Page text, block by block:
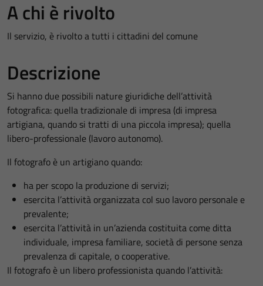
A chi è rivolto
Il servizio, è rivolto a tutti i cittadini del comune
Descrizione
Si hanno due possibili nature giuridiche dell’attività
fotografica: quella tradizionale di impresa (di impresa
artigiana, quando si tratti di una piccola impresa); quella
libero-professionale (lavoro autonomo).
Il fotografo è un artigiano quando:
ha per scopo la produzione di servizi;
esercita l’attività organizzata col suo lavoro personale e
prevalente;
esercita l’attività in un’azienda costituita come ditta
individuale, impresa familiare, società di persone senza
prevalenza di capitale, o cooperative.
Il fotografo è un libero professionista quando l’attività: